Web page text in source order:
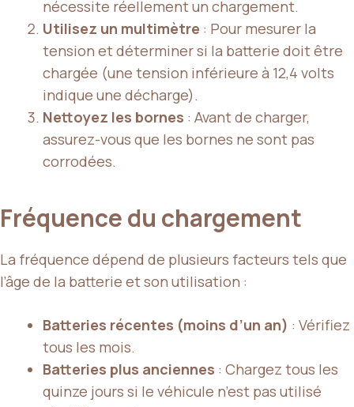
nécessite réellement un chargement.
Utilisez un multimètre : Pour mesurer la
tension et déterminer si la batterie doit être
chargée (une tension inférieure à 12,4 volts
indique une décharge).
Nettoyez les bornes : Avant de charger,
assurez-vous que les bornes ne sont pas
corrodées.
Fréquence du chargement
La fréquence dépend de plusieurs facteurs tels que
l’âge de la batterie et son utilisation :
Batteries récentes (moins d’un an) : Vérifiez
tous les mois.
Batteries plus anciennes : Chargez tous les
quinze jours si le véhicule n’est pas utilisé